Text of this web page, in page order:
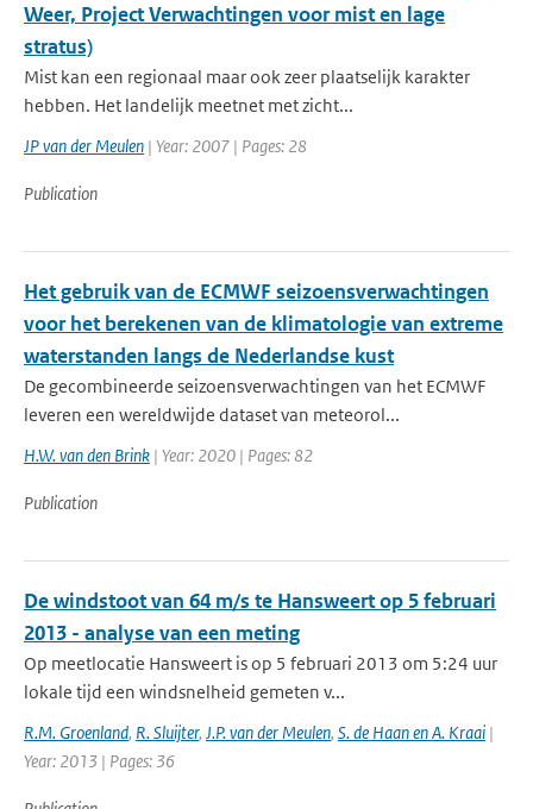
Weer, Project Verwachtingen voor mist en lage
stratus)
Mist kan een regionaal maar ook zeer plaatselijk karakter
hebben. Het landelijk meetnet met zicht...
JP van der Meulen | Year: 2007 | Pages: 28
Publication
Het gebruik van de ECMWF seizoensverwachtingen
voor het berekenen van de klimatologie van extreme
waterstanden langs de Nederlandse kust
De gecombineerde seizoensverwachtingen van het ECMWF
leveren een wereldwijde dataset van meteorol...
H.W. van den Brink | Year: 2020 | Pages: 82
Publication
De windstoot van 64 m/s te Hansweert op 5 februari
2013 - analyse van een meting
Op meetlocatie Hansweert is op 5 februari 2013 om 5:24 uur
lokale tijd een windsnelheid gemeten v...
R.M. Groenland, R. Sluijter, J.P. van der Meulen, S. de Haan en A. Kraai |
Year: 2013 | Pages: 36